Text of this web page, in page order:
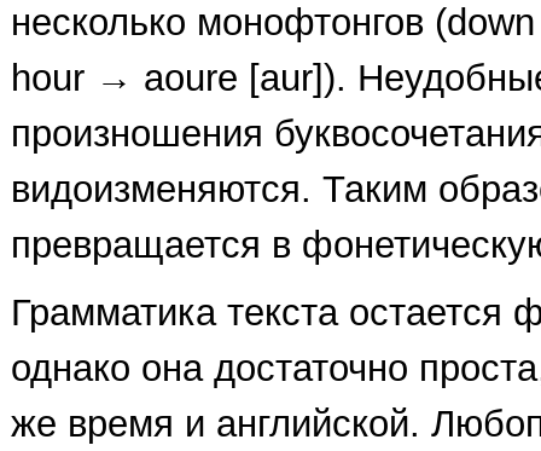
несколько монофтонгов
hour → aoure [aur]).
произношения
видоизменяются. Таким
превращается в
Грамматика текста остается
однако она достаточно
же время и английской.